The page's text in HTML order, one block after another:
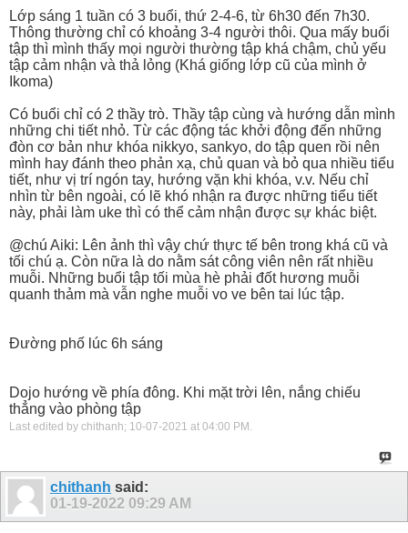
Lớp sáng 1 tuần có 3 buổi, thứ 2-4-6, từ 6h30 đến 7h30.
Thông thường chỉ có khoảng 3-4 người thôi. Qua mấy buổi
tập thì mình thấy mọi người thường tập khá chậm, chủ yếu
tập cảm nhận và thả lỏng (Khá giống lớp cũ của mình ở
Ikoma)
Có buổi chỉ có 2 thầy trò. Thầy tập cùng và hướng dẫn mình
những chi tiết nhỏ. Từ các động tác khởi động đến những
đòn cơ bản như khóa nikkyo, sankyo, do tập quen rồi nên
mình hay đánh theo phản xạ, chủ quan và bỏ qua nhiều tiểu
tiết, như vị trí ngón tay, hướng vặn khi khóa, v.v. Nếu chỉ
nhìn từ bên ngoài, có lẽ khó nhận ra được những tiểu tiết
này, phải làm uke thì có thể cảm nhận được sự khác biệt.
@chú Aiki: Lên ảnh thì vậy chứ thực tế bên trong khá cũ và
tối chú ạ. Còn nữa là do nằm sát công viên nên rất nhiều
muỗi. Những buổi tập tối mùa hè phải đốt hương muỗi
quanh thảm mà vẫn nghe muỗi vo ve bên tai lúc tập.
Đường phố lúc 6h sáng
Dojo hướng về phía đông. Khi mặt trời lên, nắng chiếu
thẳng vào phòng tập
Last edited by chithanh; 10-07-2021 at 04:00 PM .
chithanh said:
01-19-2022 09:29 AM